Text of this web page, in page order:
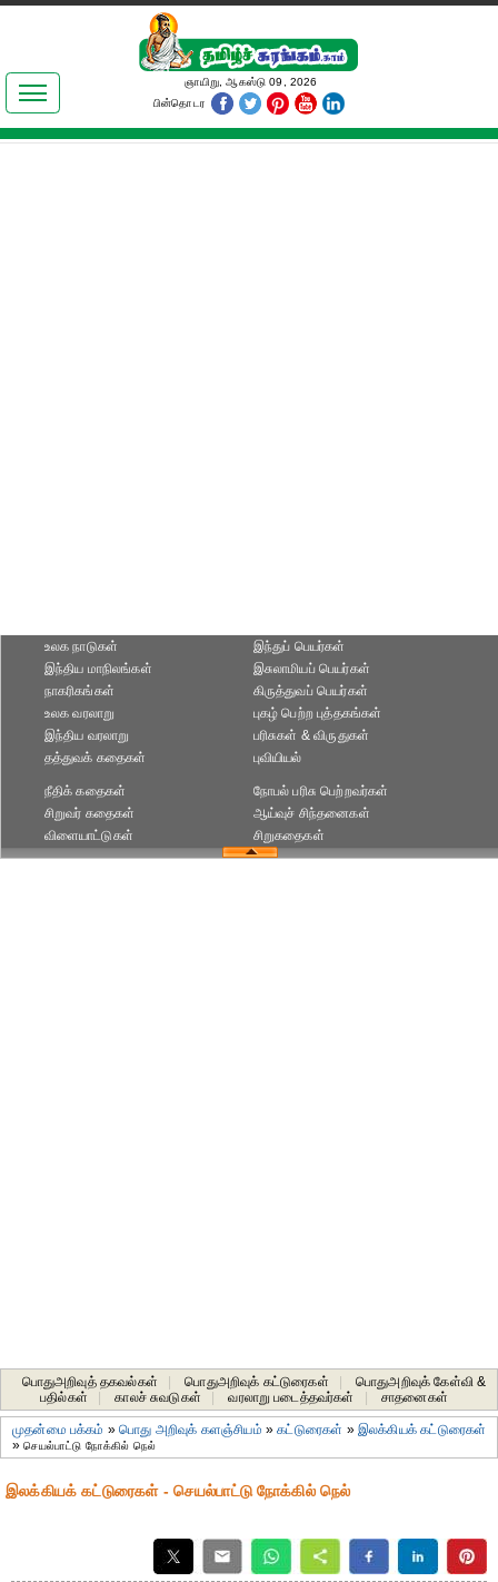
இலக்கியங்கள்
தமிழ் உலகம்
ஞாயிறு, ஆகஸ்டு 09, 2026
பின்தொடர
உலக நாடுகள்
இந்திய மாநிலங்கள்
நாகரிகங்கள்
இந்துப் பெயர்கள்
இசுலாமியப் பெயர்கள்
கிருத்துவப் பெயர்கள்
உலக வரலாறு
இந்திய வரலாறு
தத்துவக் கதைகள்
புகழ் பெற்ற புத்தகங்கள்
பரிசுகள் & விருதுகள்
புவியியல்
நீதிக் கதைகள்
சிறுவர் கதைகள்
விளையாட்டுகள்
நோபல் பரிசு‎ பெற்றவர்‎கள்
ஆய்வுச் சிந்தனைகள்
சிறுகதைகள்
பொதுஅறிவுத் தகவல்கள் பொதுஅறிவுக் கட்டுரைகள்
பொதுஅறிவுக் கேள்வி &
பதில்கள்
காலச் சுவடுகள் வரலாறு படைத்தவர்கள் சாதனைகள்‎
முதன்மை பக்கம் »பொது அறிவுக் களஞ்சியம் »கட்டுரைகள் » இலக்கியக் கட்டுரைகள்
»செயல்பாட்டு நோக்கில் நெல்
இலக்கியக் கட்டுரைகள் - செயல்பாட்டு நோக்கில் நெல்